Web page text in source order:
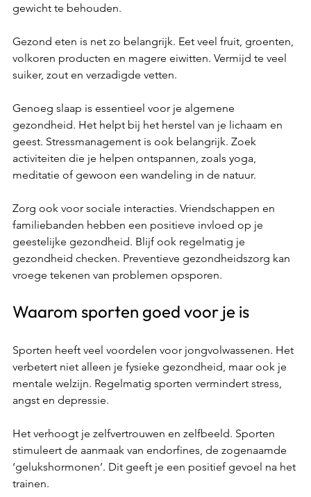
gewicht te behouden.
Gezond eten is net zo belangrijk. Eet veel fruit, groenten,
volkoren producten en magere eiwitten. Vermijd te veel
suiker, zout en verzadigde vetten.
Genoeg slaap is essentieel voor je algemene
gezondheid. Het helpt bij het herstel van je lichaam en
geest. Stressmanagement is ook belangrijk. Zoek
activiteiten die je helpen ontspannen, zoals yoga,
meditatie of gewoon een wandeling in de natuur.
Zorg ook voor sociale interacties. Vriendschappen en
familiebanden hebben een positieve invloed op je
geestelijke gezondheid. Blijf ook regelmatig je
gezondheid checken. Preventieve gezondheidszorg kan
vroege tekenen van problemen opsporen.
Waarom sporten goed voor je is
Sporten heeft veel voordelen voor jongvolwassenen. Het
verbetert niet alleen je fysieke gezondheid, maar ook je
mentale welzijn. Regelmatig sporten vermindert stress,
angst en depressie.
Het verhoogt je zelfvertrouwen en zelfbeeld. Sporten
stimuleert de aanmaak van endorfines, de zogenaamde
‘gelukshormonen’. Dit geeft je een positief gevoel na het
trainen.